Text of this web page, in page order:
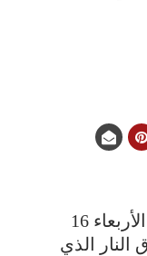
إخترقت ثلاث بارجات حربية اليوم الأربعاء 16
النار الذي